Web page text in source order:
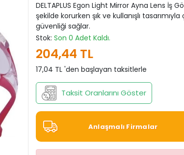
DELTAPLUS Egon Light Mirror Ayna Lens İş
şekilde korurken şık ve kullanışlı
güvenliği sağlar.
Stok: Son 0 Adet Kaldı.
204,44 TL
17,04 TL 'den başlayan taksitlerle
Taksit Oranlarını Göster
Anlaşmalı Firmalar